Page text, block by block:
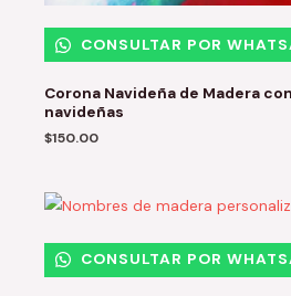
CONSULTAR POR
Corona Navideña de Madera
navideñas
$150.00
CONSULTAR POR